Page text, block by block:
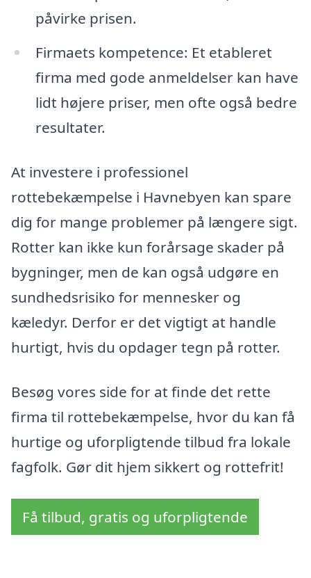
påvirke prisen.
Firmaets kompetence: Et etableret
firma med gode anmeldelser kan have
lidt højere priser, men ofte også bedre
resultater.
At investere i professionel
rottebekæmpelse i Havnebyen kan spare
dig for mange problemer på længere sigt.
Rotter kan ikke kun forårsage skader på
bygninger, men de kan også udgøre en
sundhedsrisiko for mennesker og
kæledyr. Derfor er det vigtigt at handle
hurtigt, hvis du opdager tegn på rotter.
Besøg vores side for at finde det rette
firma til rottebekæmpelse, hvor du kan få
hurtige og uforpligtende tilbud fra lokale
fagfolk. Gør dit hjem sikkert og rottefrit!
Få tilbud, gratis og uforpligtende